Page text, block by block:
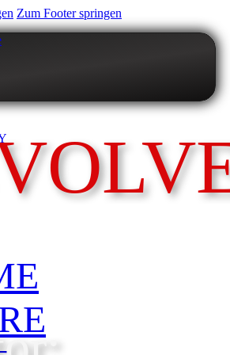
Zum Footer springen